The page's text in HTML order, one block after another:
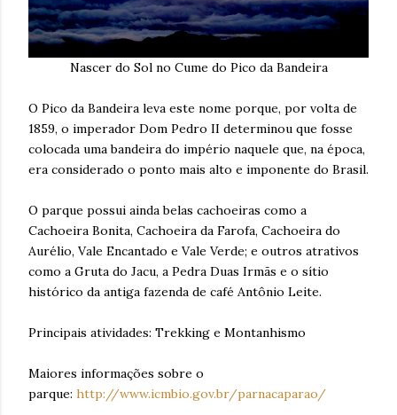
Nascer do Sol no Cume do Pico da Bandeira
O Pico da Bandeira leva este nome porque, por volta de
1859, o imperador Dom Pedro II determinou que fosse
colocada uma bandeira do império naquele que, na época,
era considerado o ponto mais alto e imponente do Brasil.
O parque possui ainda belas cachoeiras como a
Cachoeira Bonita, Cachoeira da Farofa, Cachoeira do
Aurélio, Vale Encantado e Vale Verde; e outros atrativos
como a Gruta do Jacu, a Pedra Duas Irmãs e o sítio
histórico da antiga fazenda de café Antônio Leite.
Principais atividades: Trekking e Montanhismo
Maiores informações sobre o
parque: http://www.icmbio.gov.br/parnacaparao/